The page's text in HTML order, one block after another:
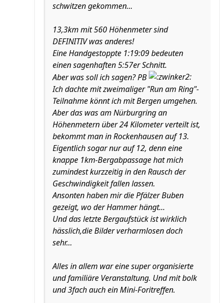
schwitzen gekommen...
13,3km mit 560 Höhenmeter sind
DEFINITIV was anderes!
Eine Handgestoppte 1:19:09 bedeuten
einen sagenhaften 5:57er Schnitt.
Aber was soll ich sagen? PB
Ich dachte mit zweimaliger "Run am Ring"-
Teilnahme könnt ich mit Bergen umgehen.
Aber das was am Nürburgring an
Höhenmetern über 24 Kilometer verteilt ist,
bekommt man in Rockenhausen auf 13.
Eigentlich sogar nur auf 12, denn eine
knappe 1km-Bergabpassage hat mich
zumindest kurzzeitig in den Rausch der
Geschwindigkeit fallen lassen.
Ansonten haben mir die Pfälzer Buben
gezeigt, wo der Hammer hängt...
Und das letzte Bergaufstück ist wirklich
hässlich,die Bilder verharmlosen doch
sehr...
Alles in allem war eine super organisierte
und familiäre Veranstaltung. Und mit bolk
und 3fach auch ein Mini-Foritreffen.